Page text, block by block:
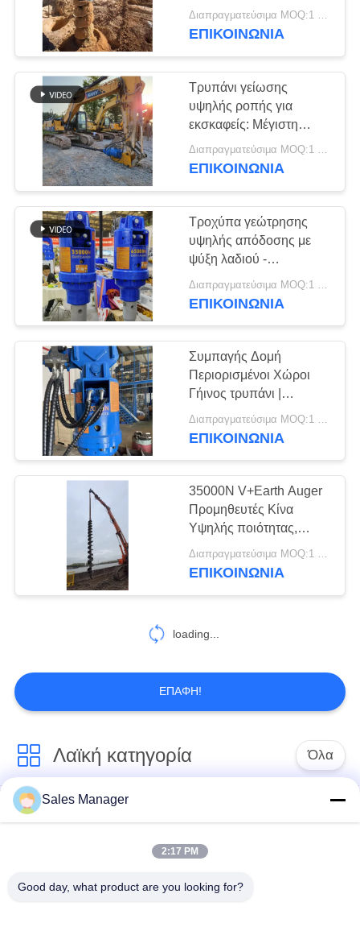
PRIVACY
POLICY
Impact &amp; Straight
Holes
Διαπραγματεύσιμα MOQ:1 ομάδα
ΕΠΙΚΟΙΝΩΝΙΑ
Τρυπάνι γείωσης
υψηλής ροπής για
εκσκαφείς: Μέγιστη
ισχύς για βαθιά διάνοιξη
έως 7 μέτρα
Διαπραγματεύσιμα MOQ:1 ΣΕΤ
ΕΠΙΚΟΙΝΩΝΙΑ
Τροχύπα γεώτρησης
υψηλής απόδοσης με
ψύξη λαδιού -
Κατασκευασμένο για
ισχύ σε εκσκαφείς 24-50
ΕΠΙΚΟΙΝΩΝΙΑ
Συμπαγής Δομή
Περιορισμένοι Χώροι
Γήινος τρυπάνι |
V+Earth Auger +
Χαμηλού θορύβου
για ηλιακά αγροκτήματα
Διαπραγματεύσιμα MOQ:1 Σετ
ΕΠΙΚΟΙΝΩΝΙΑ
35000N V+Earth Auger
Προμηθευτές Κίνα
Υψηλής ποιότητας,
χαμηλού θορύβου,
φιλική προς το
Διαπραγματεύσιμα MOQ:1 Μονάδα
ΕΠΙΚΟΙΝΩΝΙΑ
loading...
ΕΠΑΦΉ!
Λαϊκή κατηγορία Όλα
υδραυλικών
πασσάλων
συναρμολογημένα
σωρό πρόγραμμα
Sales Manager
2:17 PM
Good day, what product are you looking for?